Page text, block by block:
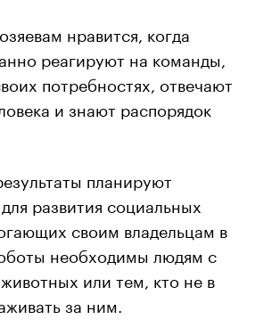
нравится, когда
реагируют на команды,
потребностях, отвечают
и знают распорядок
планируют
развития социальных
своим владельцам в
необходимы людям с
или тем, кто не в
за ним.